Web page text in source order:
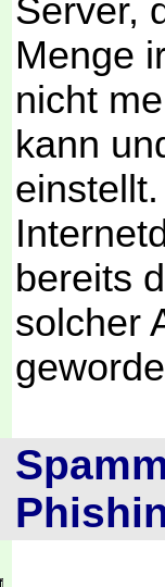
Server,
Menge
nicht
kann
bereits
solcher